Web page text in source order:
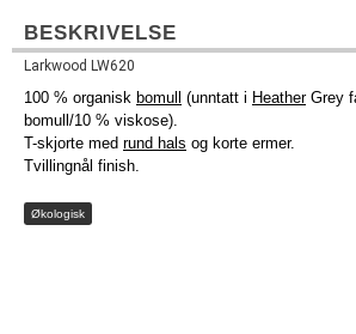
BESKRIVELSE
Larkwood LW620
100 % organisk bomull (unntatt i HeatherGrey
bomull/10 % viskose).
T-skjorte med rund hals og korte ermer.
Tvillingnål finish.
Økologisk